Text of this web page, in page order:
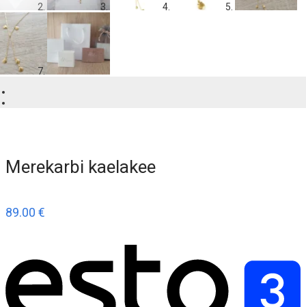
Merekarbi kaelakee
89.00 €